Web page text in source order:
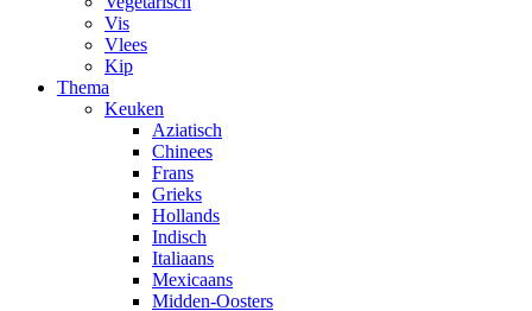
Vis
Vlees
Kip
Thema
Keuken
Aziatisch
Chinees
Frans
Grieks
Hollands
Indisch
Italiaans
Mexicaans
Midden-Oosters